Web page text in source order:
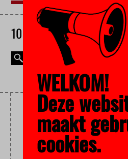
10 AUGUSTUS 2026
WELKOM!
Deze
maakt
cookies.